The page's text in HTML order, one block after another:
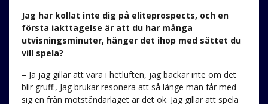
Jag har kollat inte dig på eliteprospects, och en
första iakttagelse är att du har många
utvisningsminuter, hänger det ihop med sättet du
vill spela?
– Ja jag gillar att vara i hetluften, jag backar inte om det
blir gruff., Jag brukar resonera att så länge man får med
sig en från motståndarlaget är det ok. Jag gillar att spela